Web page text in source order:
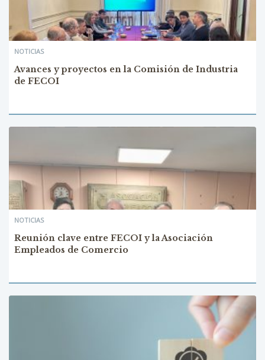
NOTICIAS
Avances y proyectos en la Comisión de Industria
de FECOI
NOTICIAS
Reunión clave entre FECOI y la Asociación
Empleados de Comercio